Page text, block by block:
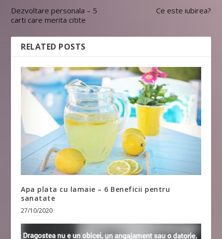
Dezvoltare personala – 5
carti care merita citite
Ce este iubirea?
RELATED POSTS
Apa plata cu lamaie – 6 Beneficii pentru
sanatate
27/10/2020